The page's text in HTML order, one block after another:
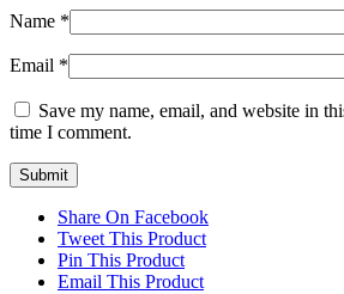
Name *
Email *
Save my name, email, and website in
time I comment.
Share On Facebook
Tweet This Product
Pin This Product
Email This Product